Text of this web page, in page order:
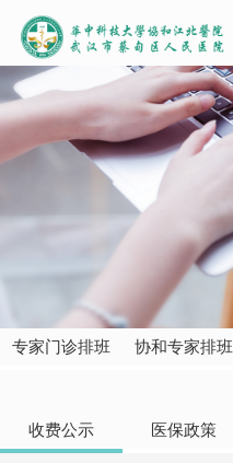
专家门诊排班 协和专家排班
收费公示 医保政策